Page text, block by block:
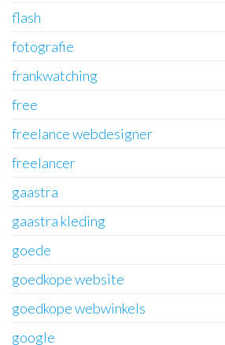
flash
fotografie
frankwatching
free
freelance webdesigner
freelancer
gaastra
gaastra kleding
goede
goedkope website
goedkope webwinkels
google